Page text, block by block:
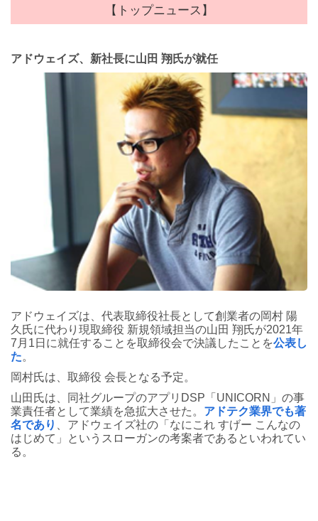
【トップニュース】
アドウェイズ、新社長に山田 翔氏が就任
アドウェイズは、代表取締役社長として創業者の岡村 陽
久氏に代わり現取締役 新規領域担当の山田 翔氏が2021年
7月1日に就任することを取締役会で決議したことを公表し
た。
岡村氏は、取締役 会長となる予定。
山田氏は、同社グループのアプリDSP「UNICORN」の事
業責任者として業績を急拡大させた。 アドテク業界でも著
名であり
、アドウェイズ社の「なにこれ すげー こんなの
はじめて」というスローガンの考案者であるといわれてい
る。